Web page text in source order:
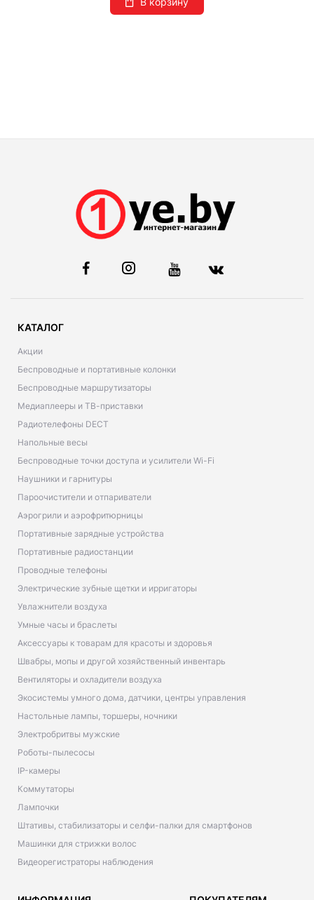
КАТАЛОГ
Акции
Беспроводные и портативные колонки
Беспроводные маршрутизаторы
Медиаплееры и ТВ-приставки
Радиотелефоны DECT
Напольные весы
Беспроводные точки доступа и усилители Wi-Fi
Наушники и гарнитуры
Пароочистители и отпариватели
Аэрогрили и аэрофритюрницы
Портативные зарядные устройства
Портативные радиостанции
Проводные телефоны
Электрические зубные щетки и ирригаторы
Увлажнители воздуха
Умные часы и браслеты
Аксессуары к товарам для красоты и здоровья
Швабры, мопы и другой хозяйственный инвентарь
Вентиляторы и охладители воздуха
Экосистемы умного дома, датчики, центры управления
Настольные лампы, торшеры, ночники
Электробритвы мужские
Роботы-пылесосы
IP-камеры
Коммутаторы
Лампочки
Штативы, стабилизаторы и селфи-палки для смартфонов
Машинки для стрижки волос
Видеорегистраторы наблюдения